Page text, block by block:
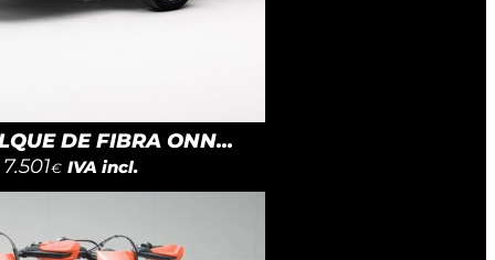
DE FIBRA ONN...
7.501€ IVA incl.